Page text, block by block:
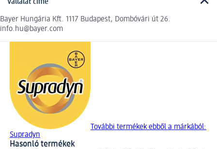
Vállalat címe
Bayer Hungária Kft. 1117 Budapest, Dombóvári út 26.
info.hu@bayer.com
További termékek ebből a márkából:
Supradyn
Hasonló termékek